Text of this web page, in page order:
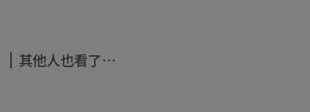
其他人也看了⋯